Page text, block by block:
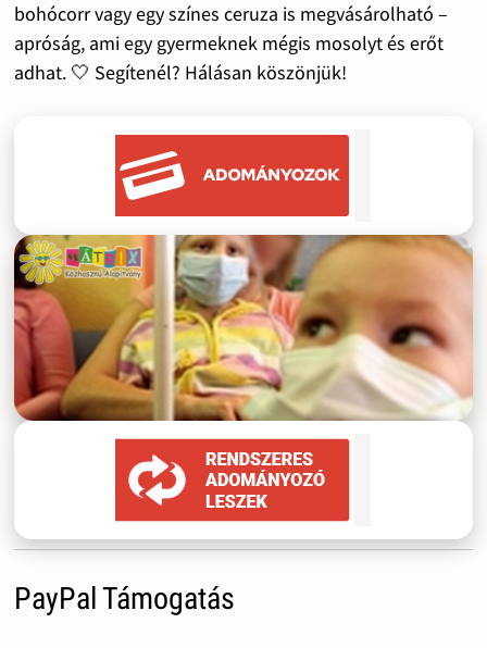
bohócorr vagy egy színes ceruza is megvásárolható –
apróság, ami egy gyermeknek mégis mosolyt és erőt
adhat. 🤍 Segítenél? Hálásan köszönjük!
PayPal Támogatás